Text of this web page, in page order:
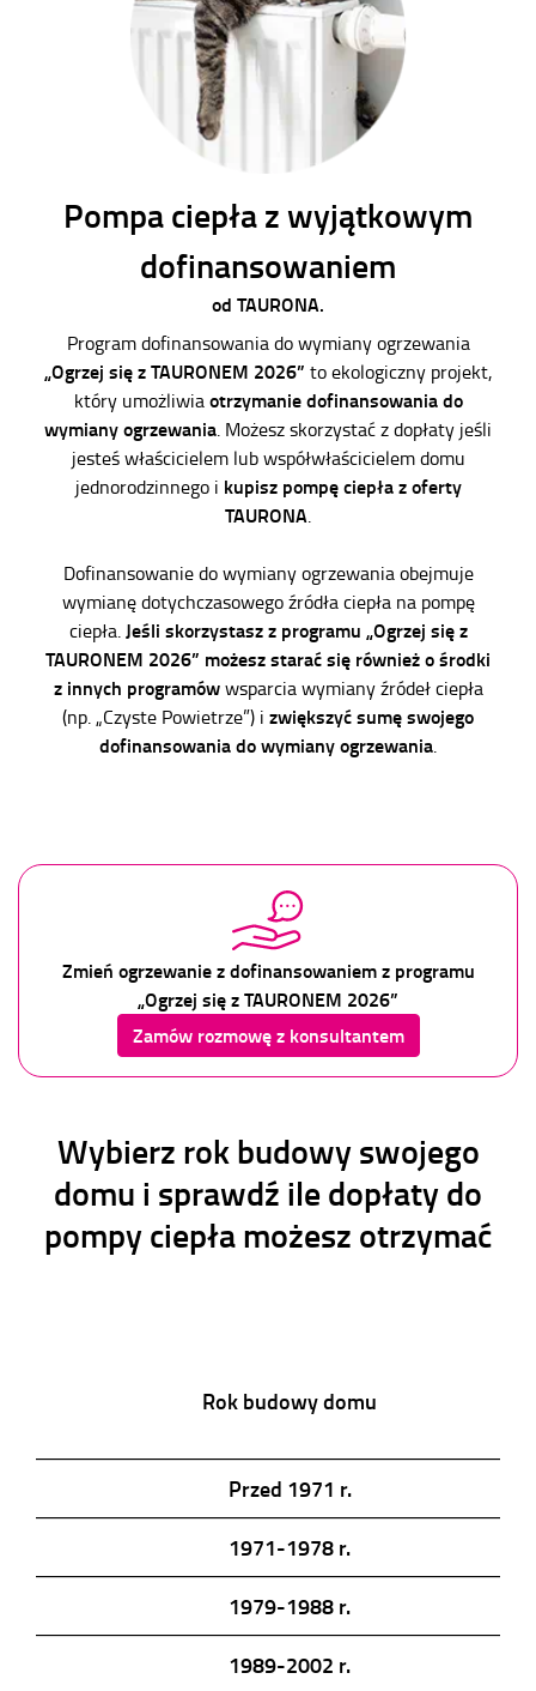
Pompa ciepła z wyjątkowym
dofinansowaniem
od TAURONA.
Program dofinansowania do wymiany ogrzewania
„Ogrzej się z TAURONEM 2026” to ekologiczny projekt,
który umożliwiaotrzymanie dofinansowania do
wymiany ogrzewania. Możesz skorzystać z dopłaty jeśli
jesteś właścicielem lub współwłaścicielem domu
jednorodzinnego i kupisz pompę ciepła z oferty
TAURONA.
Dofinansowanie do wymiany ogrzewania obejmuje
wymianę dotychczasowego źródła ciepła na pompę
ciepła.Jeśli skorzystasz z programu „Ogrzej się z
TAURONEM 2026” możesz starać się również o środki
z innych programówwsparcia wymiany źródeł ciepła
(np. „Czyste Powietrze”) i zwiększyć sumę swojego
dofinansowania do wymiany ogrzewania.
Zmień ogrzewanie z dofinansowaniem z programu
„Ogrzej się z TAURONEM 2026”
Zamów rozmowę z konsultantem
Wybierz rok budowy swojego
domu i sprawdź ile dopłaty do
pompy ciepła możesz otrzymać
Rok budowy domu
Przed 1971 r.
1971-1978 r.
1979-1988 r.
1989-2002 r.